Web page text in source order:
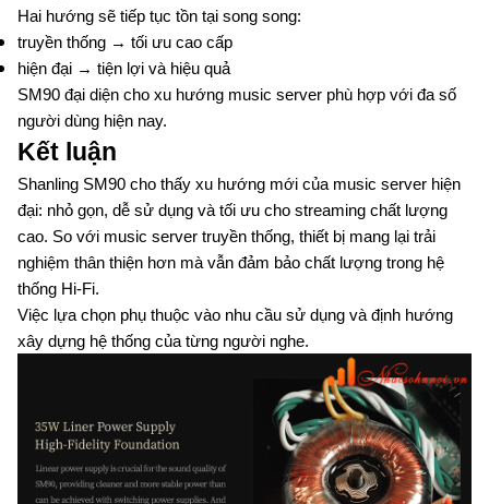
Hai hướng sẽ tiếp tục tồn tại song song:
truyền thống → tối ưu cao cấp
hiện đại → tiện lợi và hiệu quả
SM90 đại diện cho xu hướng music server phù hợp với đa số
người dùng hiện nay.
Kết luận
Shanling SM90 cho thấy xu hướng mới của music server hiện
đại: nhỏ gọn, dễ sử dụng và tối ưu cho streaming chất lượng
cao. So với music server truyền thống, thiết bị mang lại trải
nghiệm thân thiện hơn mà vẫn đảm bảo chất lượng trong hệ
thống Hi-Fi.
Việc lựa chọn phụ thuộc vào nhu cầu sử dụng và định hướng
xây dựng hệ thống của từng người nghe.